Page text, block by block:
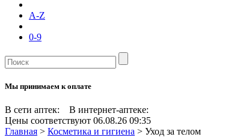
A-Z
0-9
Мы принимаем к оплате
В сети аптек:
В интернет-аптеке:
Цены соответствуют 06.08.26 09:35
Главная > Косметика и гигиена > Уход за телом